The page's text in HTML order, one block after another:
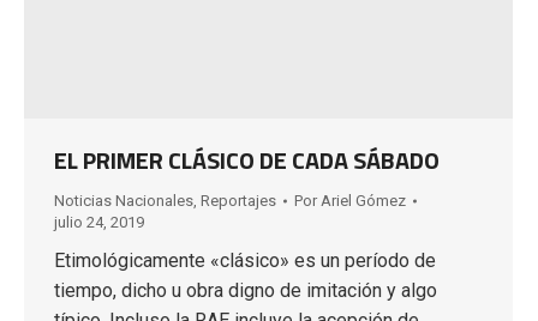
EL PRIMER CLÁSICO DE CADA SÁBADO
Noticias Nacionales Reportajes Por Ariel Gómez
julio 24, 2019
Etimológicamente «clásico» es un período de
tiempo, dicho u obra digno de imitación y algo